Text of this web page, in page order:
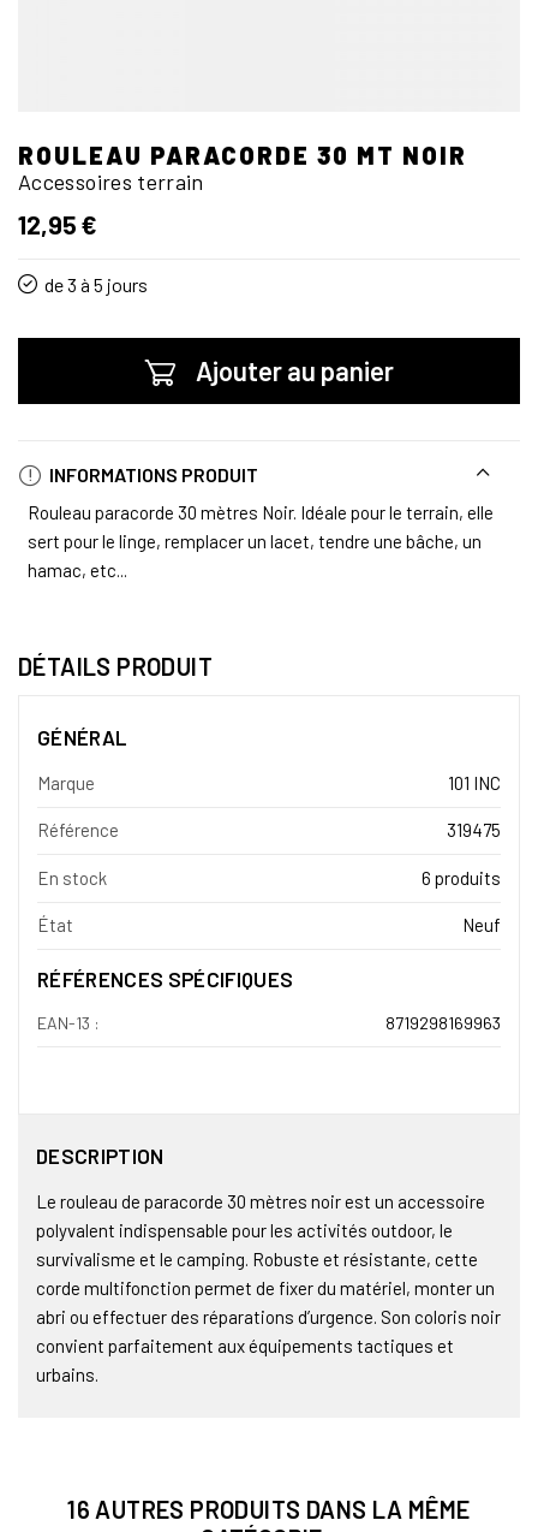
ROULEAU PARACORDE 30 MT NOIR
Accessoires terrain
12,95 €
de 3 à 5 jours
Ajouter au panier
INFORMATIONS PRODUIT
Rouleau paracorde 30 mètres Noir. Idéale pour le terrain, elle
sert pour le linge, remplacer un lacet, tendre une bâche, un
hamac, etc...
DÉTAILS PRODUIT
GÉNÉRAL
Marque 101 INC
Référence 319475
En stock 6 produits
État Neuf
RÉFÉRENCES SPÉCIFIQUES
EAN-13 : 8719298169963
DESCRIPTION
Le rouleau de paracorde 30 mètres noir est un accessoire
polyvalent indispensable pour les activités outdoor, le
survivalisme et le camping. Robuste et résistante, cette
corde multifonction permet de fixer du matériel, monter un
abri ou effectuer des réparations d’urgence. Son coloris noir
convient parfaitement aux équipements tactiques et
urbains.
16 AUTRES PRODUITS DANS LA MÊME